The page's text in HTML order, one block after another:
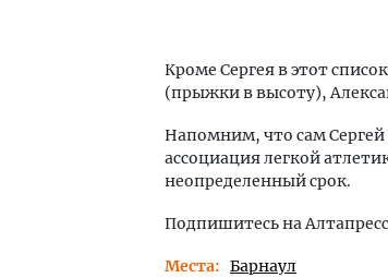
Кроме Сергея в этот
(прыжки в высоту),
Напомним, что сам
ассоциация легкой
неопределенный срок.
Подпишитесь на
Места Барнаул